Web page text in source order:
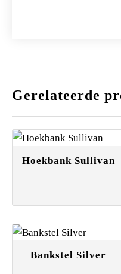
Gerelateerde
Hoekbank Sullivan
Bankstel Silver